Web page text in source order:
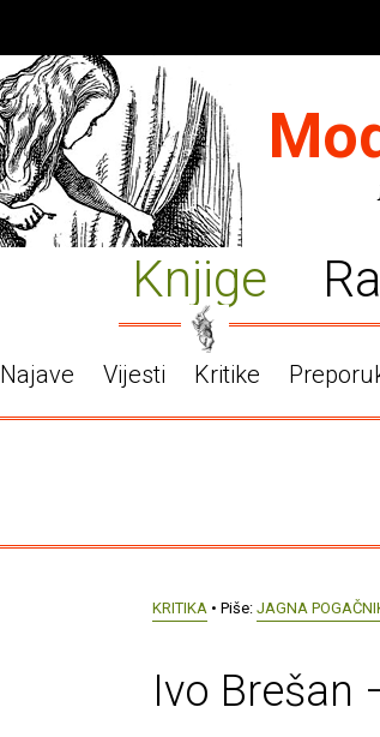
Knjige
Najave Vijesti Kritike
KRITIKA • Piše: JAGNA
Ivo Brešan